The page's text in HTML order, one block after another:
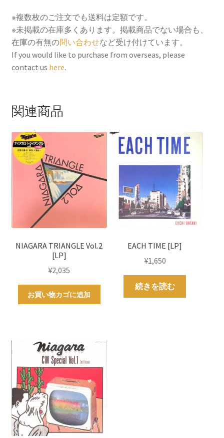
c
e
b
o
o
t
t
e
r
a
i
l
n
t
e
r
n
e
※複数枚のご注文でも送料は定額です。
※未掲載の在庫多くあります。掲載商品でない場合も、
在庫の有無の問い合わせなど受け付けています。
If you would like to purchase from overseas, please
contact us here.
関連商品
NIAGARA TRIANGLE Vol.2
[LP]
¥2,035
お買い物カゴに追加
EACH TIME [LP]
¥1,650
続きを読む